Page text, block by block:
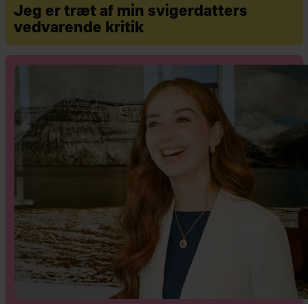
Jeg er træt af min svigerdatters
vedvarende kritik